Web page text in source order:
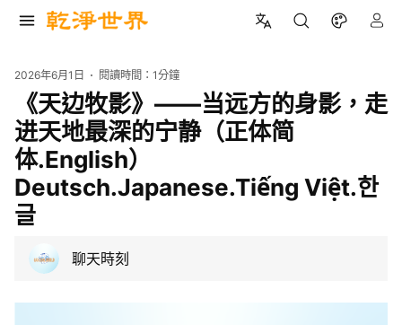
2026年6月1日 閱讀時間：1分鐘
《天边牧影》——当远方的身影，走
进天地最深的宁静（正体简
体.English）
Deutsch.Japanese.Tiếng Việt.한
글
聊天時刻